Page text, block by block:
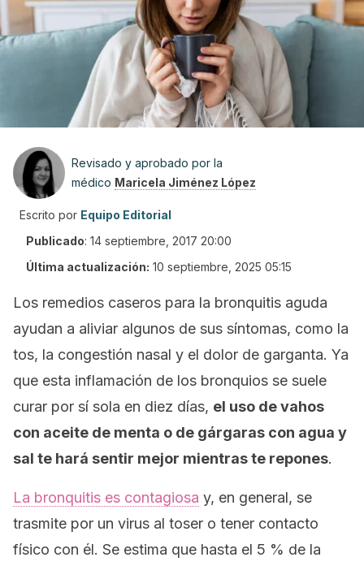
Revisado y aprobado por la
médico Maricela Jiménez López
Escrito por Equipo Editorial
Publicado: 14 septiembre, 2017 20:00
Última actualización: 10 septiembre, 2025 05:15
Los remedios caseros para la bronquitis aguda
ayudan a aliviar algunos de sus síntomas, como la
tos, la congestión nasal y el dolor de garganta. Ya
que esta inflamación de los bronquios se suele
curar por sí sola en diez días, el uso de vahos
con aceite de menta o de gárgaras con agua y
sal te hará sentir mejor mientras te repones.
La bronquitis es contagiosa y, en general, se
trasmite por un virus al toser o tener contacto
físico con él. Se estima que hasta el 5 % de la